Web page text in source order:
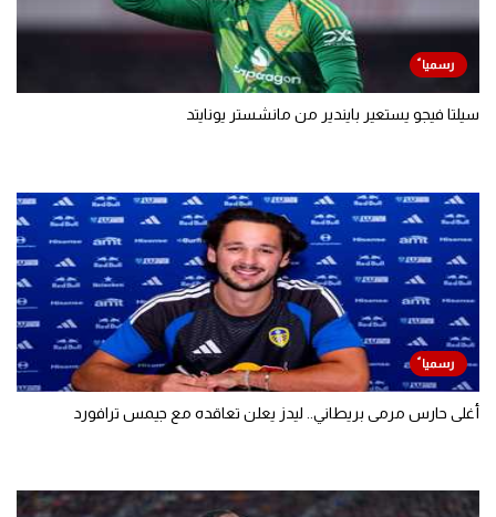
سيلتا فيجو يستعير بايندير من مانشستر يونايتد
أغلى حارس مرمى بريطاني.. ليدز يعلن تعاقده مع جيمس ترافورد